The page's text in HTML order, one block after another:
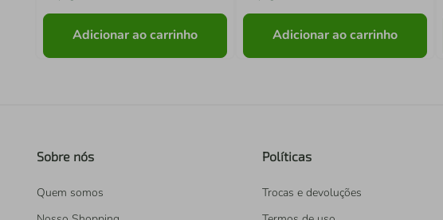
Adicionar ao carrinho Adicionar ao carrinho
Sobre nós
Quem somos
Políticas
Trocas e devoluções